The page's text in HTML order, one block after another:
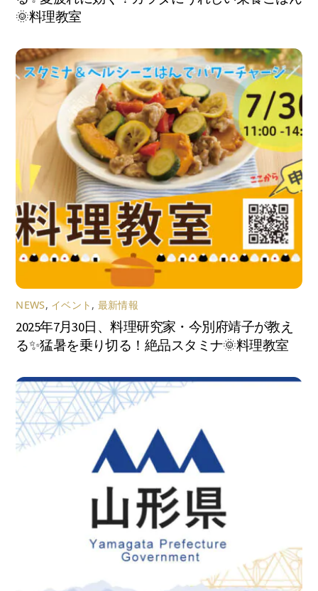
🌞料理教室
NEWS, イベント , 最新情報
2025年7月30日、料理研究家・今別府靖子が教え
る✨猛暑を乗り切る！絶品スタミナ🌞料理教室